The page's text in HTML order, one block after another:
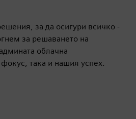
за да осигури всичко -
за решаването на
облачна
така и нашия успех.